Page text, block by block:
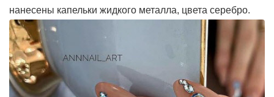
нанесены капельки жидкого металла, цвета серебро.